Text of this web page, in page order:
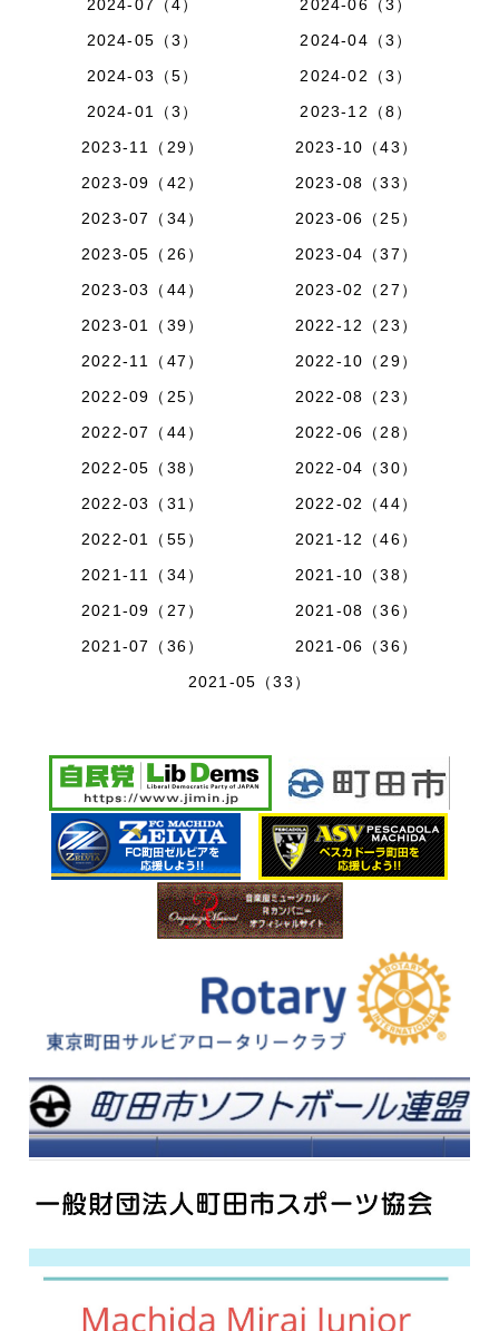
2024-07（4）
2024-06（3）
2024-05（3）
2024-04（3）
2024-03（5）
2024-02（3）
2024-01（3）
2023-12（8）
2023-11（29）
2023-10（43）
2023-09（42）
2023-08（33）
2023-07（34）
2023-06（25）
2023-05（26）
2023-04（37）
2023-03（44）
2023-02（27）
2023-01（39）
2022-12（23）
2022-11（47）
2022-10（29）
2022-09（25）
2022-08（23）
2022-07（44）
2022-06（28）
2022-05（38）
2022-04（30）
2022-03（31）
2022-02（44）
2022-01（55）
2021-12（46）
2021-11（34）
2021-10（38）
2021-09（27）
2021-08（36）
2021-07（36）
2021-06（36）
2021-05（33）